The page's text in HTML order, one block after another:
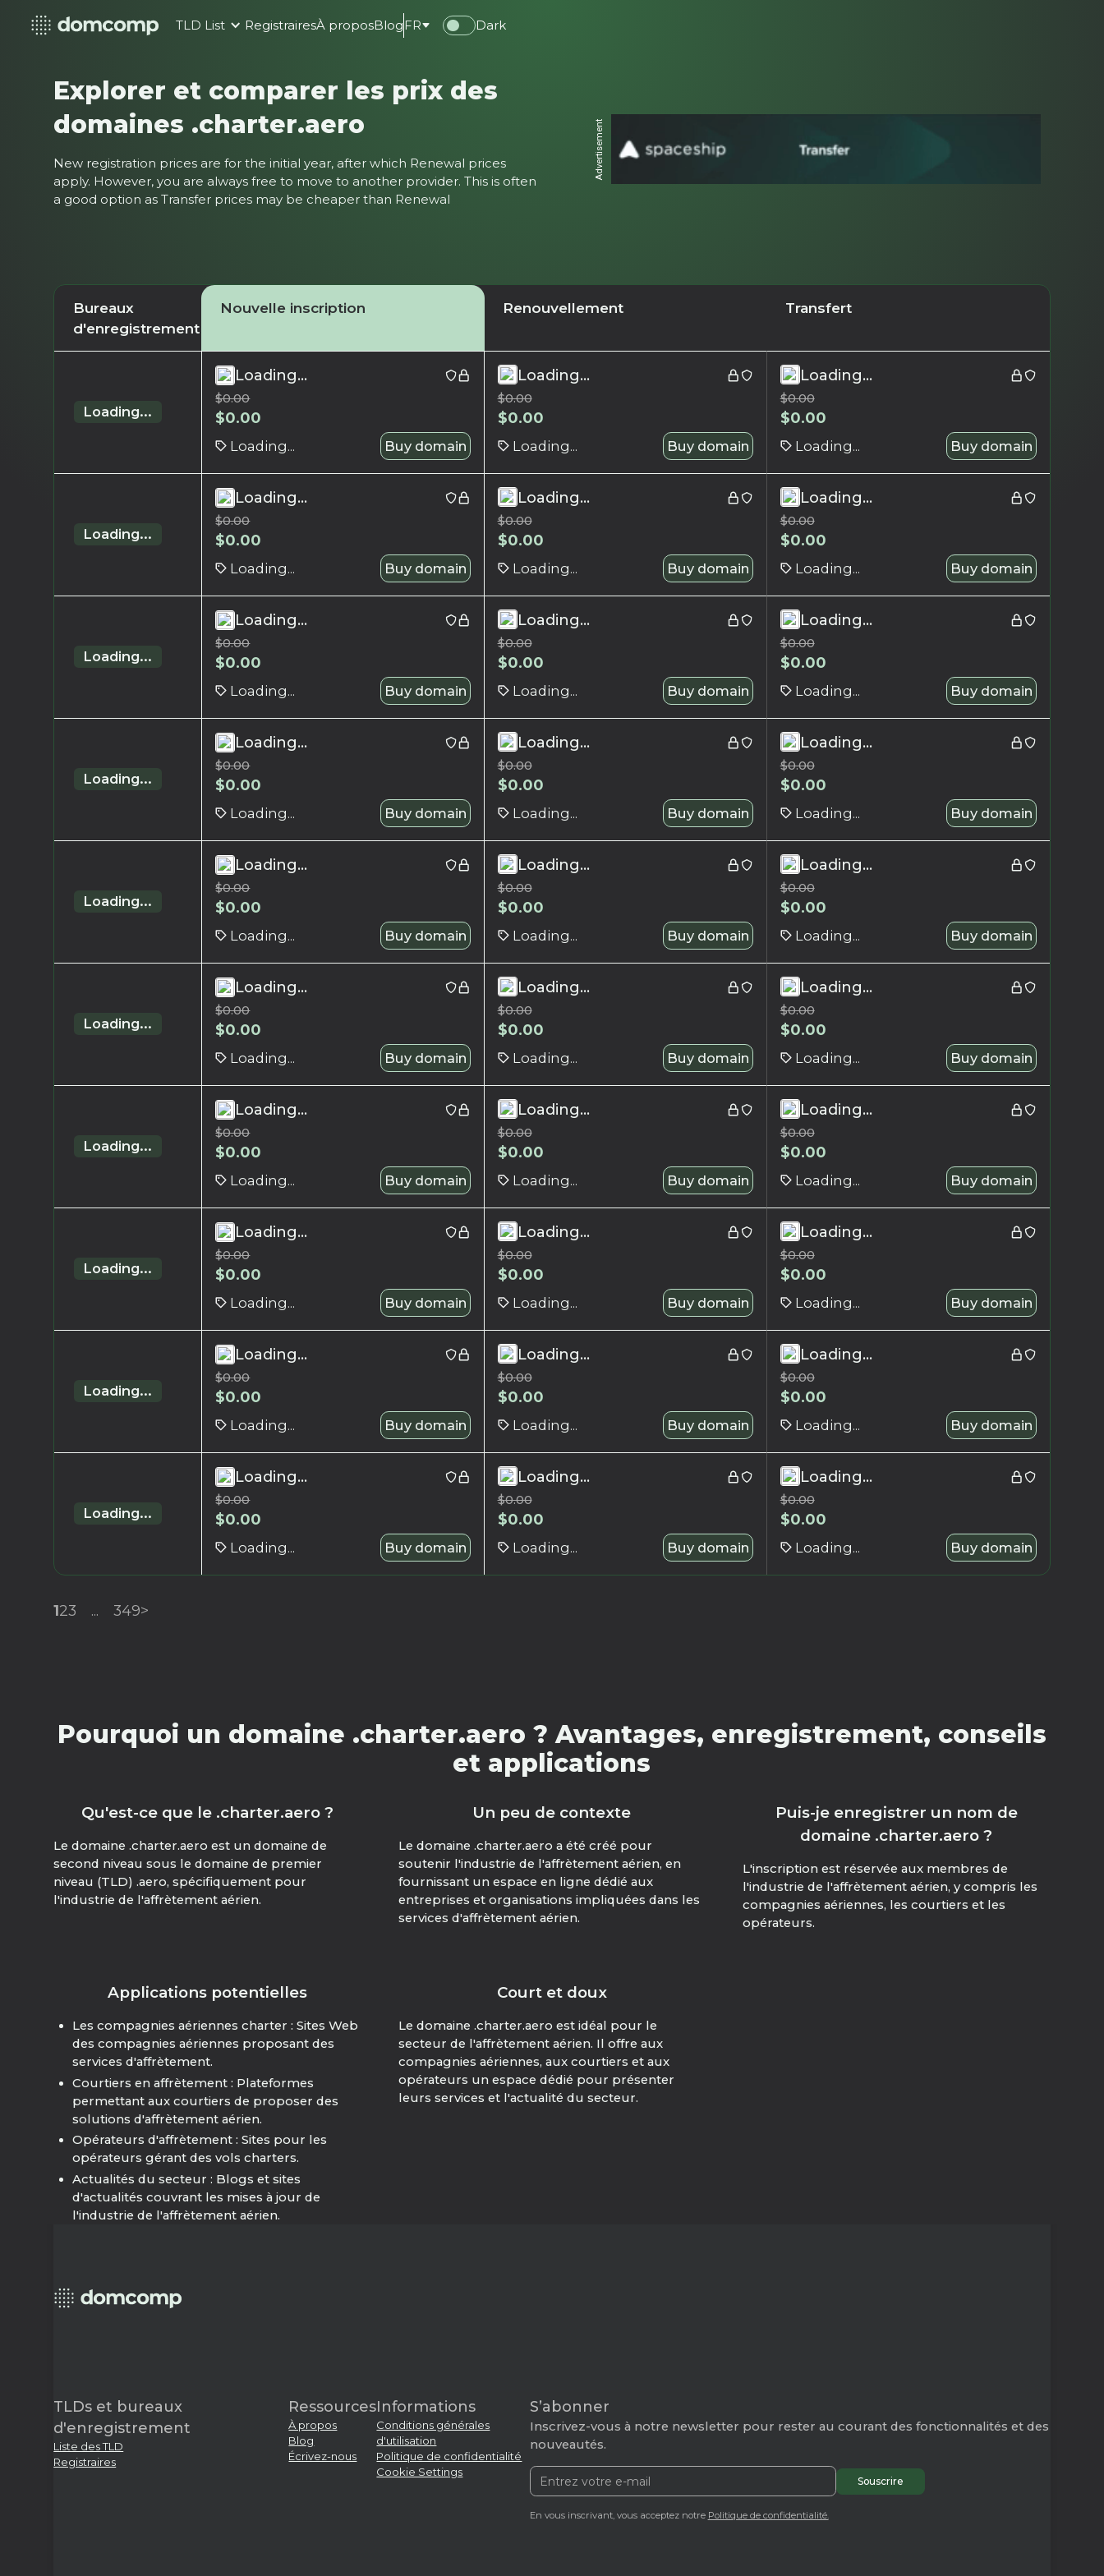
TLD List RegistrairesÀ proposBlog FR Dark
Explorer et comparer les prix des
domaines .charter.aero
New registration prices are for the initial year, after which Renewal prices
apply. However, you are always free to move to another provider. This is often
a good option as Transfer prices may be cheaper than Renewal
Advertisement
Bureaux
d'enregistrement
Nouvelle inscription Renouvellement Transfert
Loading...
Loading...
$0.00
$0.00
Loading... Buy domain
Loading...
$0.00
$0.00
Loading... Buy domain
Loading...
$0.00
$0.00
Loading... Buy domain
Loading...
Loading...
$0.00
$0.00
Loading... Buy domain
Loading...
$0.00
$0.00
Loading... Buy domain
Loading...
$0.00
$0.00
Loading... Buy domain
Loading...
Loading...
$0.00
$0.00
Loading... Buy domain
Loading...
$0.00
$0.00
Loading... Buy domain
Loading...
$0.00
$0.00
Loading... Buy domain
Loading...
Loading...
$0.00
$0.00
Loading... Buy domain
Loading...
$0.00
$0.00
Loading... Buy domain
Loading...
$0.00
$0.00
Loading... Buy domain
Loading...
Loading...
$0.00
$0.00
Loading... Buy domain
Loading...
$0.00
$0.00
Loading... Buy domain
Loading...
$0.00
$0.00
Loading... Buy domain
Loading...
Loading...
$0.00
$0.00
Loading... Buy domain
Loading...
$0.00
$0.00
Loading... Buy domain
Loading...
$0.00
$0.00
Loading... Buy domain
Loading...
Loading...
$0.00
$0.00
Loading... Buy domain
Loading...
$0.00
$0.00
Loading... Buy domain
Loading...
$0.00
$0.00
Loading... Buy domain
Loading...
Loading...
$0.00
$0.00
Loading... Buy domain
Loading...
$0.00
$0.00
Loading... Buy domain
Loading...
$0.00
$0.00
Loading... Buy domain
Loading...
Loading...
$0.00
$0.00
Loading... Buy domain
Loading...
$0.00
$0.00
Loading... Buy domain
Loading...
$0.00
$0.00
Loading... Buy domain
Loading...
Loading...
$0.00
$0.00
Loading... Buy domain
Loading...
$0.00
$0.00
Loading... Buy domain
Loading...
$0.00
$0.00
Loading... Buy domain
123 ... 349>
Pourquoi un domaine .charter.aero ? Avantages, enregistrement, conseils
et applications
Qu'est-ce que le .charter.aero ?
Le domaine .charter.aero est un domaine de
second niveau sous le domaine de premier
niveau (TLD) .aero, spécifiquement pour
l'industrie de l'affrètement aérien.
Un peu de contexte
Le domaine .charter.aero a été créé pour
soutenir l'industrie de l'affrètement aérien, en
fournissant un espace en ligne dédié aux
entreprises et organisations impliquées dans les
services d'affrètement aérien.
Puis-je enregistrer un nom de
domaine .charter.aero ?
L'inscription est réservée aux membres de
l'industrie de l'affrètement aérien, y compris les
compagnies aériennes, les courtiers et les
opérateurs.
Applications potentielles
Les compagnies aériennes charter : Sites Web
des compagnies aériennes proposant des
services d'affrètement.
Courtiers en affrètement : Plateformes
permettant aux courtiers de proposer des
solutions d'affrètement aérien.
Opérateurs d'affrètement : Sites pour les
opérateurs gérant des vols charters.
Actualités du secteur : Blogs et sites
d'actualités couvrant les mises à jour de
l'industrie de l'affrètement aérien.
Court et doux
Le domaine .charter.aero est idéal pour le
secteur de l'affrètement aérien. Il offre aux
compagnies aériennes, aux courtiers et aux
opérateurs un espace dédié pour présenter
leurs services et l'actualité du secteur.
TLDs et bureaux
d'enregistrement
Liste des TLD
Registraires
Ressources
À propos
Blog
Écrivez-nous
Informations
Conditions générales
d'utilisation
Politique de confidentialité
Cookie Settings
S’abonner
Inscrivez-vous à notre newsletter pour rester au courant des fonctionnalités et des
nouveautés.
En vous inscrivant, vous acceptez notre Politique de confidentialité.